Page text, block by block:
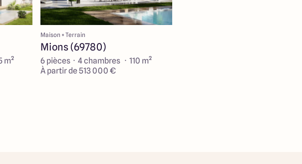
m²
Maison + Terrain
Mions (69780)
6 pièces · 4 chambres · 110 m²
À partir de 513 000 €